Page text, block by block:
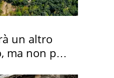
un altro
ma non per